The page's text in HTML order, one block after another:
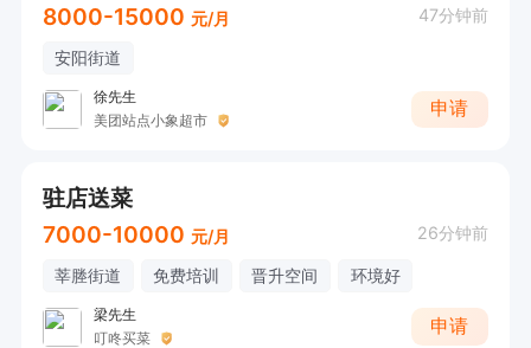
8000-15000 元/月 47分钟前
安阳街道
徐先生
美团站点小象超市
申请
驻店送菜
7000-10000 元/月 26分钟前
莘塍街道 免费培训 晋升空间 环境好
梁先生
叮咚买菜
申请